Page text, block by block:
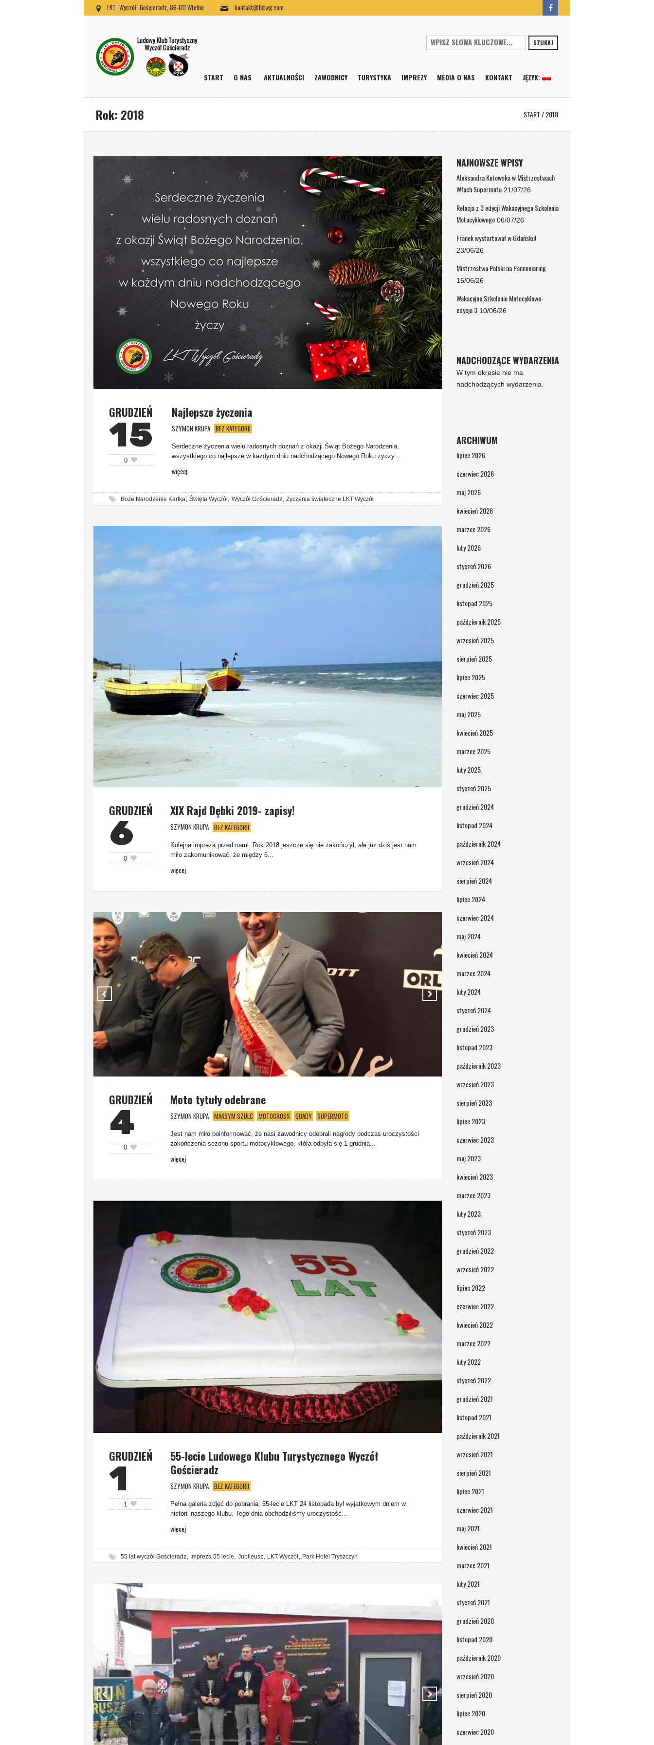
LKT "Wyczół" Gościeradz, 86-011 Wtelno kontakt@lktwg.com
SZUKAJ
START O NAS AKTUALNOŚCI ZAWODNICY TURYSTYKA IMPREZY MEDIA O NAS KONTAKT JĘZYK:
Rok: 2018 START/2018
GRUDZIEŃ
15
0
Najlepsze życzenia
SZYMON KRUPA BEZ KATEGORII
Serdeczne życzenia wielu radosnych doznań z okazji Świąt Bożego Narodzenia,
wszystkiego co najlepsze w każdym dniu nadchodzącego Nowego Roku życzy...
więcej
Boże Narodzenie Kartka Święta Wyczół Wyczół Gościeradz Życzenia świąteczne LKT Wyczół
GRUDZIEŃ
6
0
XIX Rajd Dębki 2019- zapisy!
SZYMON KRUPA BEZ KATEGORII
Kolejna impreza przed nami. Rok 2018 jeszcze się nie zakończył, ale już dziś jest nam
miło zakomunikować, że między 6...
więcej
GRUDZIEŃ
4
0
Moto tytuły odebrane
SZYMON KRUPA MAKSYM SZULC MOTOCROSS QUADY SUPERMOTO
Jest nam miło poinformować, że nasi zawodnicy odebrali nagrody podczas uroczystości
zakończenia sezonu sportu motocyklowego, która odbyła się 1 grudnia...
więcej
GRUDZIEŃ
1
1
55-lecie Ludowego Klubu Turystycznego Wyczół
Gościeradz
SZYMON KRUPA BEZ KATEGORII
Pełna galeria zdjęć do pobrania: 55-lecie LKT 24 listopada był wyjątkowym dniem w
historii naszego klubu. Tego dnia obchodziliśmy uroczystość...
więcej
55 lat wyczół Gościeradz, Impreza 55 lecie, Jubileusz, LKT Wyczół, Park Hotel Tryszczyn
NAJNOWSZE WPISY
Aleksandra Kotowska w Mistrzostwach
Włoch Supermoto 21/07/26
Relacja z 3 edycji Wakacyjnego Szkolenia
Motocyklowego 06/07/26
Franek wystartował w Gdańsku!
23/06/26
Mistrzostwa Polski na Pannoniaring
16/06/26
Wakacyjne Szkolenie Motocyklowe-
edycja 3 10/06/26
NADCHODZĄCE WYDARZENIA
W tym okresie nie ma
nadchodzących wydarzenia.
ARCHIWUM
lipiec 2026
czerwiec 2026
maj 2026
kwiecień 2026
marzec 2026
luty 2026
styczeń 2026
grudzień 2025
listopad 2025
październik 2025
wrzesień 2025
sierpień 2025
lipiec 2025
czerwiec 2025
maj 2025
kwiecień 2025
marzec 2025
luty 2025
styczeń 2025
grudzień 2024
listopad 2024
październik 2024
wrzesień 2024
sierpień 2024
lipiec 2024
czerwiec 2024
maj 2024
kwiecień 2024
marzec 2024
luty 2024
styczeń 2024
grudzień 2023
listopad 2023
październik 2023
wrzesień 2023
sierpień 2023
lipiec 2023
czerwiec 2023
maj 2023
kwiecień 2023
marzec 2023
luty 2023
styczeń 2023
grudzień 2022
wrzesień 2022
lipiec 2022
czerwiec 2022
kwiecień 2022
marzec 2022
luty 2022
styczeń 2022
grudzień 2021
listopad 2021
październik 2021
wrzesień 2021
sierpień 2021
lipiec 2021
czerwiec 2021
maj 2021
kwiecień 2021
marzec 2021
luty 2021
styczeń 2021
grudzień 2020
listopad 2020
październik 2020
wrzesień 2020
sierpień 2020
lipiec 2020
czerwiec 2020